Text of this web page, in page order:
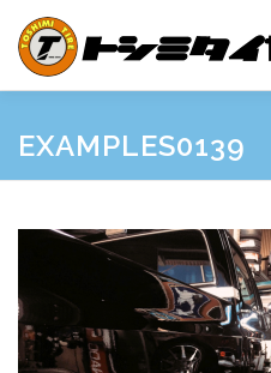
キ
HOME MAINTENANCE
SHOP GUIDE BLOG
INFORMATION SNS
EXAMPLES0139